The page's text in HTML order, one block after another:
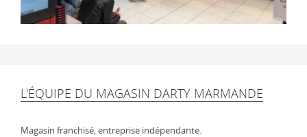
L'ÉQUIPE DU MAGASIN DARTY MARMANDE
Magasin franchisé, entreprise indépendante.